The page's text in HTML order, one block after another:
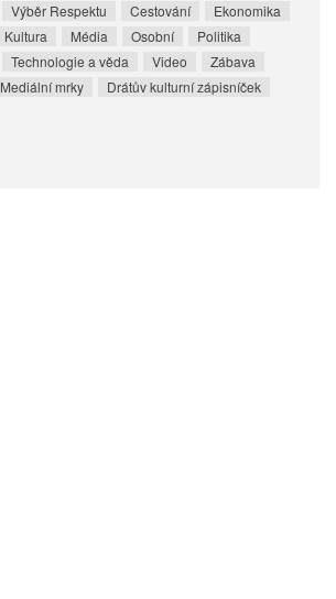
Výběr Respektu Cestování
Ekonomika
Kultura Média Osobní
Politika
Technologie a věda Video
Zábava
Mediální mrky Drátův kulturní zápisníček